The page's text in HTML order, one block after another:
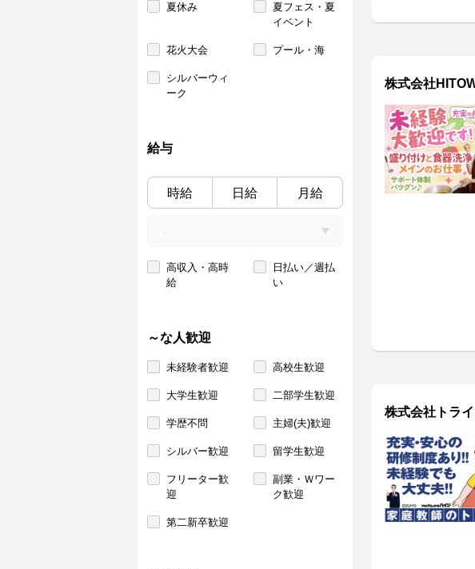
夏休み
夏フェス・夏
イベント
花火大会 プール・海
シルバーウィ
ーク
給与
時給 日給 月給
高収入・高時
給
日払い／週払
い
～な人歓迎
未経験者歓迎 高校生歓迎
大学生歓迎 二部学生歓迎
学歴不問 主婦(夫)歓迎
シルバー歓迎 留学生歓迎
フリーター歓
迎
副業・Ｗワー
ク歓迎
第二新卒歓迎
株式会社
株式会社トラ